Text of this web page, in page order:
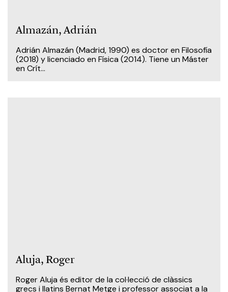
Almazán, Adrián
Adrián Almazán (Madrid, 1990) es doctor en Filosofía
(2018) y licenciado en Física (2014). Tiene un Máster
en Crít...
Aluja, Roger
Roger Aluja és editor de la col·lecció de clàssics
grecs i llatins Bernat Metge i professor associat a la